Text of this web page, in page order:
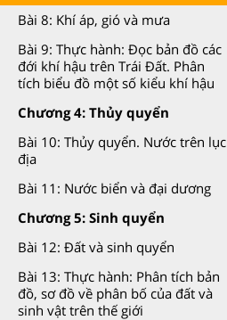
Bài 8: Khí áp, gió và mưa
Bài 9: Thực hành: Đọc bản đồ các
đới khí hậu trên Trái Đất. Phân
tích biểu đồ một số kiểu khí hậu
Chương 4: Thủy quyển
Bài 10: Thủy quyển. Nước trên lục
địa
Bài 11: Nước biển và đại dương
Chương 5: Sinh quyển
Bài 12: Đất và sinh quyển
Bài 13: Thực hành: Phân tích bản
đồ, sơ đồ về phân bố của đất và
sinh vật trên thế giới